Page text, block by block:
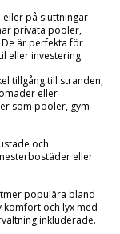
på sluttningar
privata pooler,
är perfekta för
eller investering.
tillgång till stranden,
eller
som pooler, gym
och
eller
populära bland
komfort och lyx med
inkluderade.